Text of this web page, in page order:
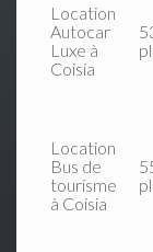
Location
Autocar
Luxe à
Coisia
Location
Bus de
tourisme
à Coisia